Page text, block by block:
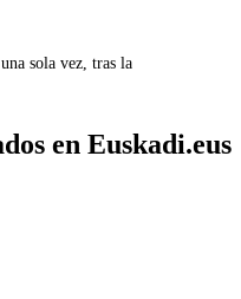
sola vez, tras la
en Euskadi.eus